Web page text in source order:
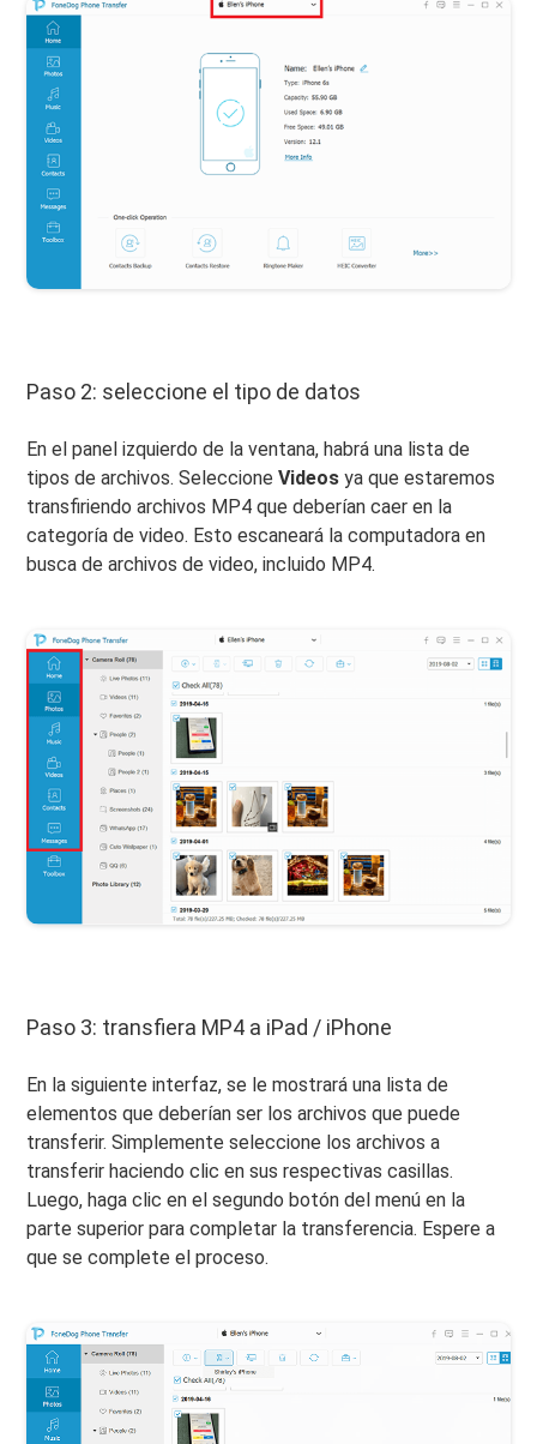
Paso 2: seleccione el tipo de datos
En el panel izquierdo de la ventana, habrá una lista de
tipos de archivos. SeleccioneVideosya que estaremos
transfiriendo archivos MP4 que deberían caer en la
categoría de video. Esto escaneará la computadora en
busca de archivos de video, incluido MP4.
Paso 3: transfiera MP4 a iPad / iPhone
En la siguiente interfaz, se le mostrará una lista de
elementos que deberían ser los archivos que puede
transferir. Simplemente seleccione los archivos a
transferir haciendo clic en sus respectivas casillas.
Luego, haga clic en el segundo botón del menú en la
parte superior para completar la transferencia. Espere a
que se complete el proceso.